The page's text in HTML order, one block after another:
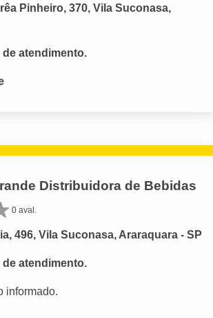
Pinheiro, 370, Vila Suconasa,
atendimento.
Distribuidora de Bebidas
0 aval.
496, Vila Suconasa, Araraquara - SP
atendimento.
informado.